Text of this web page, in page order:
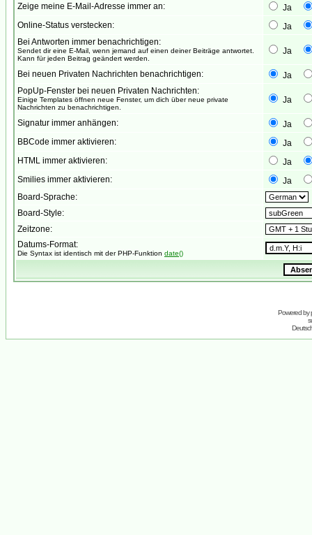
Zeige meine E-Mail-Adresse immer an:
Ja
Online-Status verstecken:
Ja
Bei Antworten immer benachrichtigen:
Sendet dir eine E-Mail, wenn jemand auf einen deiner Beiträge antwortet.
Kann für jeden Beitrag geändert werden.
Ja
Bei neuen Privaten Nachrichten benachrichtigen:
Ja
PopUp-Fenster bei neuen Privaten Nachrichten:
Einige Templates öffnen neue Fenster, um dich über neue private
Nachrichten zu benachrichtigen.
Ja
Signatur immer anhängen:
Ja
BBCode immer aktivieren:
Ja
HTML immer aktivieren:
Ja
Smilies immer aktivieren:
Ja
Board-Sprache:
Board-Style:
Zeitzone:
Datums-Format:
Die Syntax ist identisch mit der PHP-Funktion date()
Powered by